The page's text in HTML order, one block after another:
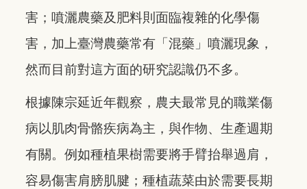
害；噴灑農藥及肥料則面臨複雜的化學傷
害，加上臺灣農藥常有「混藥」噴灑現象，
然而目前對這方面的研究認識仍不多。
根據陳宗延近年觀察，農夫最常見的職業傷
病以肌肉骨骼疾病為主，與作物、生產週期
有關。例如種植果樹需要將手臂抬舉過肩，
容易傷害肩膀肌腱；種植蔬菜由於需要長期